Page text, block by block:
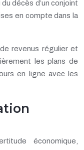
décès d’un conjoint
en compte dans la
revenus régulier et
les plans de
en ligne avec les
économique,